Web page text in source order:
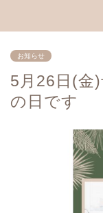
お知らせ
5月26日(金
の日です